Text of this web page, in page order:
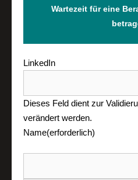
Wartezeit für eine
LinkedIn
Dieses Feld dient zur
verändert werden.
Name(erforderlich)